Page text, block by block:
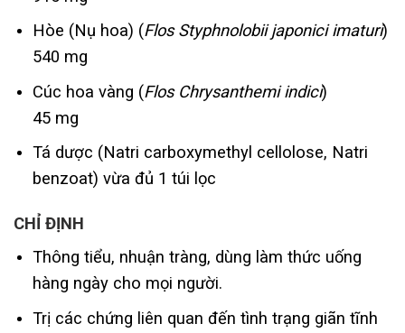
Hòe (Nụ hoa) (Flos Styphnolobii japonici imaturi)
540 mg
Cúc hoa vàng (Flos Chrysanthemi indici)
45 mg
Tá dược (Natri carboxymethyl cellolose, Natri
benzoat) vừa đủ 1 túi lọc
CHỈ ĐỊNH
Thông tiểu, nhuận tràng, dùng làm thức uống
hàng ngày cho mọi người.
Trị các chứng liên quan đến tình trạng giãn tĩnh